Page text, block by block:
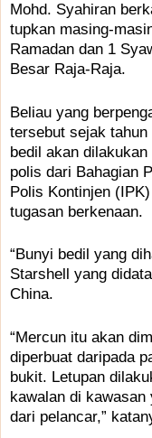
Mohd. Syahiran
tupkan masing-
Ramadan dan 1
Besar Raja-Raja.
Beliau yang
tersebut sejak
bedil akan
polis dari Bahagian
Polis Kontinjen
tugasan berkenaan.
“Bunyi bedil yang
Starshell yang
China.
“Mercun itu akan
diperbuat daripada
bukit. Letupan
kawalan di
dari pelancar,”